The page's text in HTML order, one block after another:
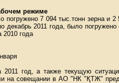
режиме
7 094 тыс.тонн зерна и 2
декабрь 2011 года, было
2010 года
2011 год, а также текущую
на совещании в АО "НК "ҚТЖ"